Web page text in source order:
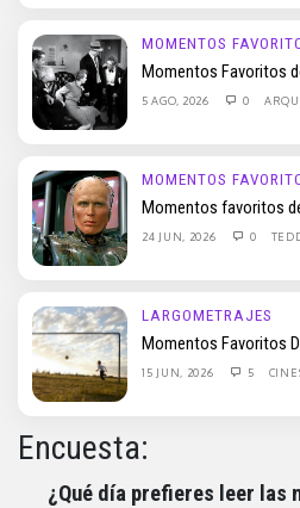
MOMENTOS
Momentos Favoritos
5 AGO, 2026 0
MOMENTOS
Momentos favoritos
24 JUN, 2026 0
LARGOMETRAJES
Momentos Favoritos
15 JUN, 2026 5
Encuesta:
¿Qué día prefieres leer las